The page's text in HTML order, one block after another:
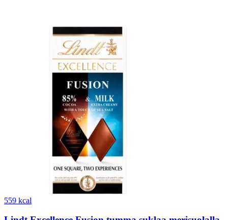
559 kcal